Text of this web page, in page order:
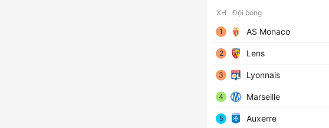
XH Đội bóng
1 AS Monaco
2 Lens
3 Lyonnais
4 Marseille
5 Auxerre